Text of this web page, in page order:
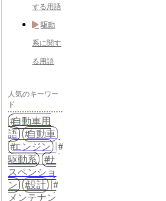
する用語
駆動
系に関す
る用語
人気のキーワー
ド
自動車用
語
自動車
エンジン
駆動系
サ
スペンショ
ン
設計
メンテナン